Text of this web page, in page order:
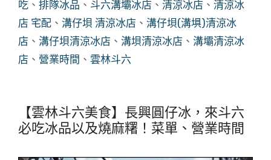
吃 、 排隊冰品 、 斗六溝壩冰店 、 清涼冰店 、 清涼冰
店 宅配 、 溝仔垻 清涼冰店 、 溝仔垻(溝埧)清涼冰
店 、 溝仔垻清涼冰店 、 溝垻清涼冰店 、 溝壩清涼冰
店 、 營業時間 、 雲林斗六
【雲林斗六美食】長興圓仔冰，來斗六
必吃冰品以及燒麻糬！菜單、營業時間